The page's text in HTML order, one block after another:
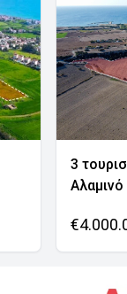
3
Αλαμινό